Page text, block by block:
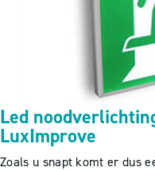
Led
LuxImprove
Zoals u snapt komt er dus